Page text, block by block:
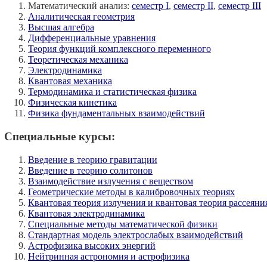
Математический анализ: cеместр I, cеместр II, cеместр III
Аналитическая геометрия
Высшая алгебра
Дифференциальные уравнения
Теория функций комплексного переменного
Теоретическая механика
Электродинамика
Квантовая механика
Термодинамика и статистическая физика
Физическая кинетика
Физика фундаментальных взаимодействий
Специальные курсы:
Введение в теорию гравитации
Введение в теорию солитонов
Взаимодействие излучения с веществом
Геометрические методы в калибровочных теориях
Квантовая теория излучения и квантовая теория
Квантовая электродинамика
Специальные методы математической физики
Стандартная модель электрослабых взаимодействий
Астрофизика высоких энергий
Нейтринная астрономия и астрофизика